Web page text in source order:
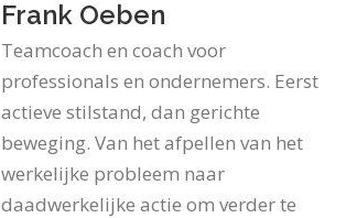
Frank Oeben
Teamcoach en coach voor
professionals en ondernemers. Eerst
actieve stilstand, dan gerichte
beweging. Van het afpellen van het
werkelijke probleem naar
daadwerkelijke actie om verder te